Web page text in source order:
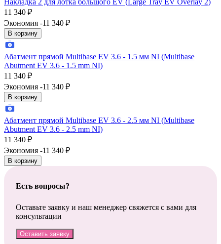
Накладка 2 для лотка большого EV (Large Tray EV Overlay 2)
11 340 ₽
Экономия -11 340 ₽
В корзину
Абатмент прямой Multibase EV 3.6 - 1.5 мм NI (Multibase
Abutment EV 3.6 - 1.5 mm NI)
11 340 ₽
Экономия -11 340 ₽
В корзину
Абатмент прямой Multibase EV 3.6 - 2.5 мм NI (Multibase
Abutment EV 3.6 - 2.5 mm NI)
11 340 ₽
Экономия -11 340 ₽
В корзину
Есть вопросы?
Оставьте заявку и наш менеджер свяжется с вами для
консультации
Оставить заявку